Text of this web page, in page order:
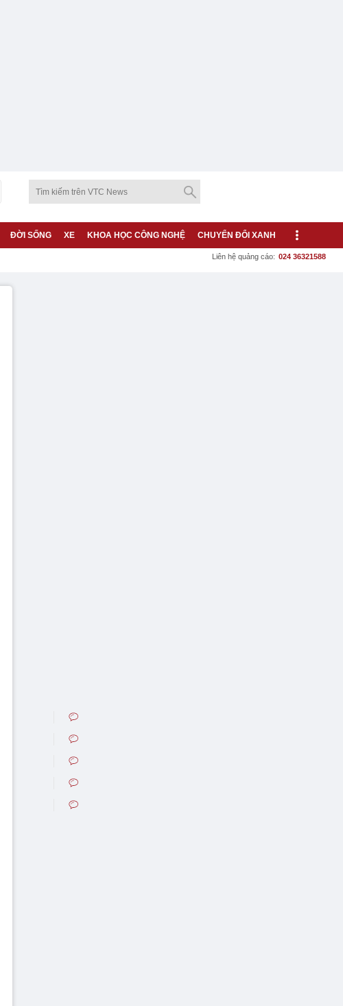
ĐỜI SỐNG XE KHOA HỌC CÔNG NGHỆ CHUYỂN ĐỔI XANH
Liên hệ quảng cáo: 024 36321588